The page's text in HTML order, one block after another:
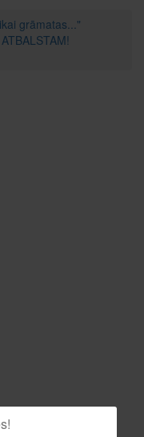
grāmatas..."